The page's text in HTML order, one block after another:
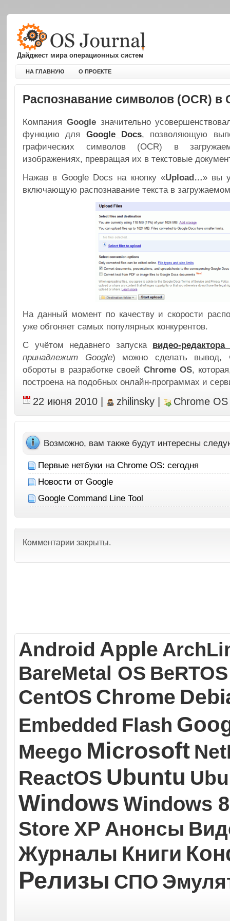
Дайджест мира операционных систем
НА ГЛАВНУЮ О ПРОЕКТЕ
Распознавание символов (OCR) в
Компания Googleзначительно
функцию для Google Docs, позволяющую
графических символов (OCR) в
изображениях, превращая их в текстовые
Нажав в Google Docs на кнопку «Upload…» вы
включающую распознавание текста в
На данный момент по качеству и скорости
уже обгоняет самых популярных конкурентов.
С учётом недавнего запуска видео-
принадлежит Google) можно сделать
обороты в разработке своей Chrome OS,
построена на подобных онлайн-программах и
22 июня 2010 zhilinsky Chrome OS
Возможно, вам также будут интересны
Первые нетбуки на Chrome OS: сегодня
Новости от Google
Google Command Line Tool
Комментарии закрыты.
Android Apple
BareMetal OS BeRTOS
CentOS Chrome
Embedded Flash
Meego Microsoft
ReactOS Ubuntu
Windows Windows 8
Store XP Анонсы
Журналы Книги
Релизы СПО